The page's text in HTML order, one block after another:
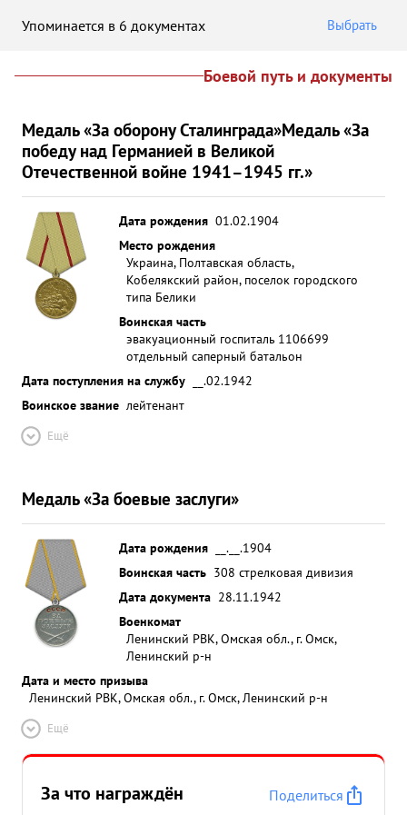
Упоминается в 6 документах Выбрать
Боевой путь и документы
Медаль «За оборону Сталинграда»Медаль «За
победу над Германией в Великой
Отечественной войне 1941–1945 гг.»
Дата рождения 01.02.1904
Место рождения
Украина, Полтавская область,
Кобелякский район, поселок городского
типа Белики
Воинская часть
эвакуационный госпиталь 1106699
отдельный саперный батальон
Дата поступления на службу
__.02.1942
Воинское звание лейтенант
Ещё
Медаль «За боевые заслуги»
Дата рождения
__.__.1904
Воинская часть 308 стрелковая дивизия
Дата документа 28.11.1942
Военкомат
Ленинский РВК, Омская обл., г. Омск,
Ленинский р-н
Дата и место призыва
Ленинский РВК, Омская обл., г. Омск, Ленинский р-н
Ещё
За что награждён Поделиться